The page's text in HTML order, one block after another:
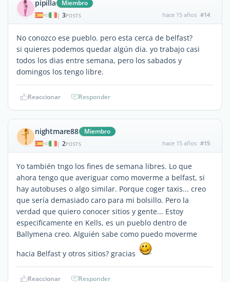
pipilla Miembro
| 3POSTS hace 15 años #14
No conozco ese pueblo. pero esta cerca de belfast?
si quieres podemos quedar algún dia. yo trabajo casi
todos los dias entre semana, pero los sabados y
domingos los tengo libre.
Reaccionar Responder
nightmare88 Miembro
| 2POSTS hace 15 años #15
Yo también tngo los fines de semana libres. Lo que
ahora tengo que averiguar como moverme a belfast, si
hay autobuses o algo similar. Porque coger taxis... creo
que sería demasiado caro para mi bolsillo. Pero la
verdad que quiero conocer sitios y gente... Estoy
especificamente en Kells, es un pueblo dentro de
Ballymena creo. Alguién sabe como puedo moverme
hacia Belfast y otros sitios? gracias
Reaccionar Responder